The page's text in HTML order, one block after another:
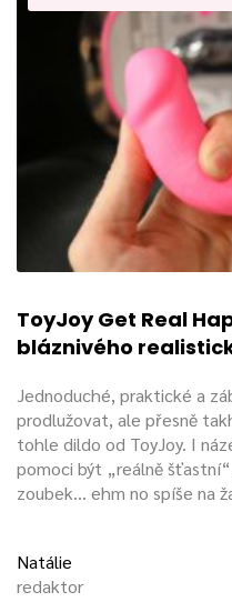
ToyJoy Get Real
bláznivého
Jednoduché, praktické a
prodlužovat, ale přesně
tohle dildo od ToyJoy. I
pomoci být „reálně
zoubek… ehm no spíše na
Natálie
redaktor